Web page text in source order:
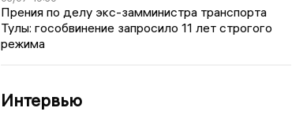
Прения по делу экс-замминистра транспорта
Тулы: гособвинение запросило 11 лет строгого
режима
Интервью